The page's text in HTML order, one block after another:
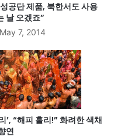
공단 제품, 북한서도 사용
날 오겠죠”
May 7, 2014
’, “해피 홀리!” 화려한 색채
연